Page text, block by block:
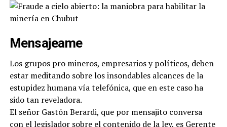
Mensajeame
Los grupos pro mineros, empresarios y políticos, deben
estar meditando sobre los insondables alcances de la
estupidez humana vía telefónica, que en este caso ha
sido tan reveladora.
El señor Gastón Berardi, que por mensajito conversa
con el legislador sobre el contenido de la ley, es Gerente